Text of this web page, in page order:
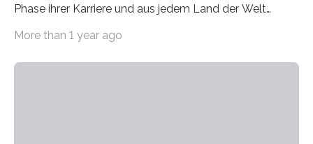
Phase ihrer Karriere und aus jedem Land der Welt
Leben gerufen, um die bemerkenswertesten
More than 1 year ago